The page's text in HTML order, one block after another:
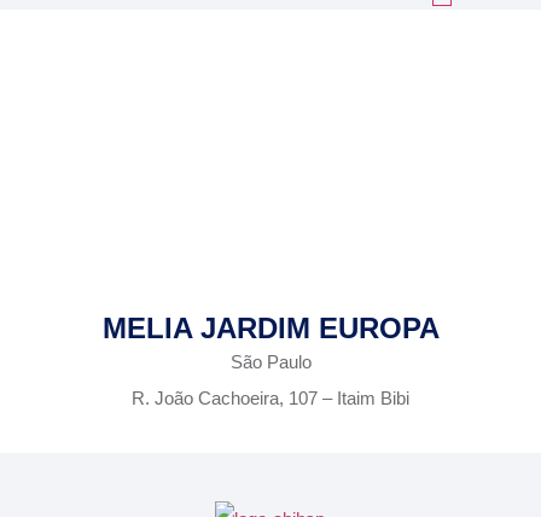
MELIA JARDIM EUROPA
São Paulo
R. João Cachoeira, 107 – Itaim Bibi